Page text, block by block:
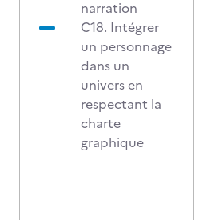
narration
C18. Intégrer
un personnage
dans un
univers en
respectant la
charte
graphique